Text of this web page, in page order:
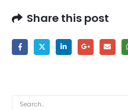
Share this post